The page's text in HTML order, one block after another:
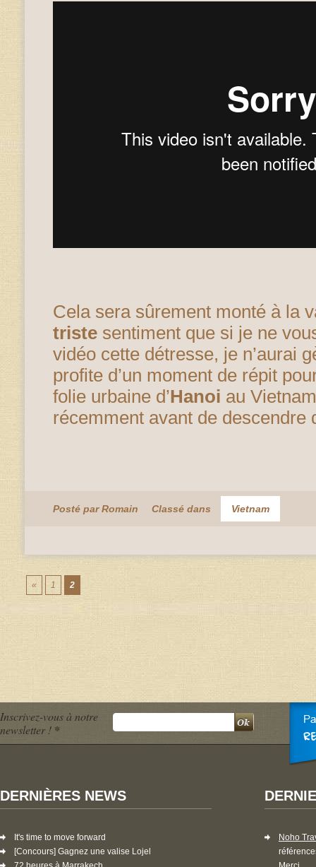
Cela sera sûrement monté à la
triste sentiment que si je ne
vidéo cette détresse, je n’aurai
profite d’un moment de répit
folie urbaine d’Hanoi au
récemment avant de descendre
Posté par Romain Classé dans Vietnam
« 1 2
Inscrivez-vous à notre
newsletter ! *
DERNIÈRES NEWS
It's time to move forward
[Concours] Gagnez une valise Lojel
Noho